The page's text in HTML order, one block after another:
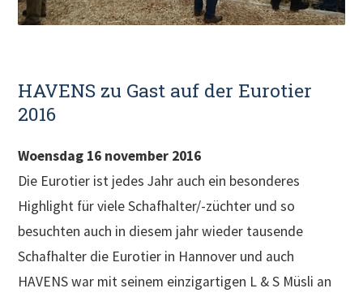
HAVENS zu Gast auf der Eurotier
2016
Woensdag 16 november 2016
Die Eurotier ist jedes Jahr auch ein besonderes
Highlight für viele Schafhalter/-züchter und so
besuchten auch in diesem jahr wieder tausende
Schafhalter die Eurotier in Hannover und auch
HAVENS war mit seinem einzigartigen L & S Müsli an